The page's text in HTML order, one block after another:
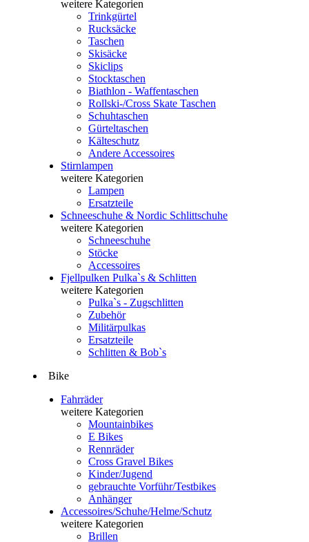
weitere Kategorien
Trinkgürtel
Rucksäcke
Taschen
Skisäcke
Skiclips
Stocktaschen
Biathlon - Waffentaschen
Rollski-/Cross Skate Taschen
Schuhtaschen
Gürteltaschen
Kälteschutz
Andere Accessoires
Stirnlampen
weitere Kategorien
Lampen
Ersatzteile
Schneeschuhe & Nordic Schlittschuhe
weitere Kategorien
Schneeschuhe
Stöcke
Accessoires
Fjellpulken Pulka`s & Schlitten
weitere Kategorien
Pulka`s - Zugschlitten
Zubehör
Militärpulkas
Ersatzteile
Schlitten & Bob`s
Bike
Fahrräder
weitere Kategorien
Mountainbikes
E Bikes
Rennräder
Cross Gravel Bikes
Kinder/Jugend
gebrauchte Vorführ/Testbikes
Anhänger
Accessoires/Schuhe/Helme/Schutz
weitere Kategorien
Brillen